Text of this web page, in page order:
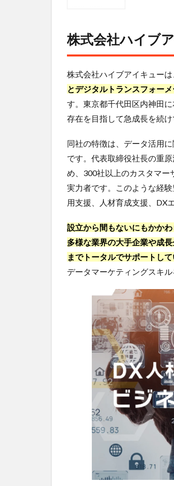
ハイ
ュー
どん
な会
社？
株
式
会
社
ハ
イ
ブ
イ
キ
ュ
ー
の
2.1
業界
平均
収の
比較
ポジ
ショ
株式会社ハイブ
株式会社ハイブアイキューは
とデジタルトランスフォー
す。東京都千代田区内神田
存在を目指して急成長を続け
同社の特徴は、データ活用
です。代表取締役社長の重
め、300社以上のカスタマー
実力者です。このような経
用支援、人材育成支援、DX
設立から間もないにもかか
多様な業界の大手企業や成
までトータルでサポートし
データマーケティングスキ